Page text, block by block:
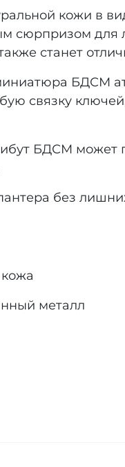
кожи в
сюрпризом для
станет
БДСМ
связку
БДСМ может
без
металл